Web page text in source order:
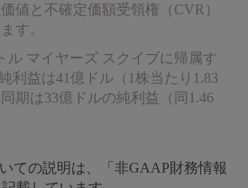
値と不確定価額受領権（CVR）
す。
ル マイヤーズ スクイブに帰属す
利益は41億ドル（1株当たり1.83
期は33億ドルの純利益（同1.46
ての説明は、「非GAAP財務情報